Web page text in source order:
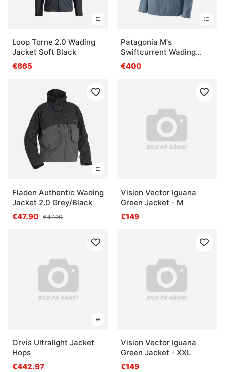
Loop Torne 2.0 Wading
Jacket Soft Black
€665
Patagonia M's
Swiftcurrent Wading
Jacket UTB
€400
Fladen Authentic Wading
Jacket 2.0 Grey/Black
€47.90 €47.90
Vision Vector Iguana
Green Jacket - M
€149
Orvis Ultralight Jacket
Hops
€442.97
Vision Vector Iguana
Green Jacket - XXL
€149